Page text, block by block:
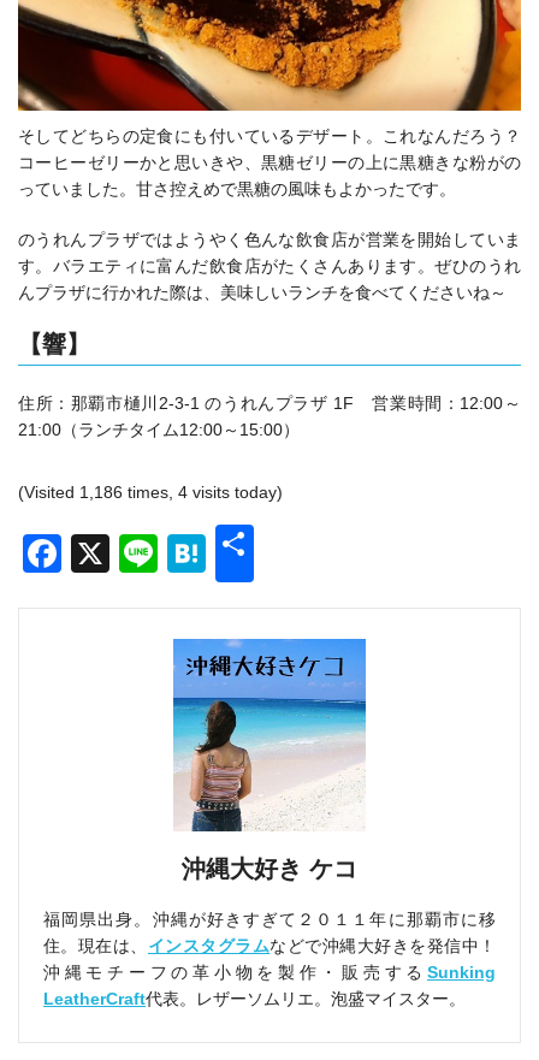
そしてどちらの定食にも付いているデザート。これなんだろう？
コーヒーゼリーかと思いきや、黒糖ゼリーの上に黒糖きな粉がの
っていました。甘さ控えめで黒糖の風味もよかったです。
のうれんプラザではようやく色んな飲食店が営業を開始していま
す。バラエティに富んだ飲食店がたくさんあります。ぜひのうれ
んプラザに行かれた際は、美味しいランチを食べてくださいね～
【響】
住所：那覇市樋川2-3-1 のうれんプラザ 1F 営業時間：12:00～
21:00（ランチタイム12:00～15:00）
(Visited 1,186 times, 4 visits today)
Facebook
X LineHatena
沖縄大好き ケコ
福岡県出身。沖縄が好きすぎて２０１１年に那覇市に移
住。現在は、 インスタグラムなどで沖縄大好きを発信中！
沖縄モチーフの革小物を製作・販売する Sunking
LeatherCraft代表。レザーソムリエ。泡盛マイスター。